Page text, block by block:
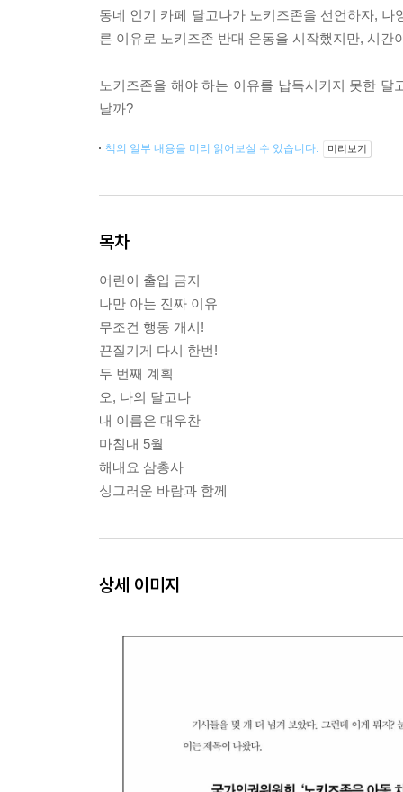
동네 인기 카페 달고나가 노키즈존을 선언하자,
른 이유로 노키즈존 반대 운동을 시작했지만, 시간
노키즈존을 해야 하는 이유를 납득시키지 못한 달
날까?
책의 일부 내용을 미리 읽어보실 수 있습니다. 미리보기
목차
어린이 출입 금지
나만 아는 진짜 이유
무조건 행동 개시!
끈질기게 다시 한번!
두 번째 계획
오, 나의 달고나
내 이름은 대우찬
마침내 5월
해내요 삼총사
싱그러운 바람과 함께
상세 이미지